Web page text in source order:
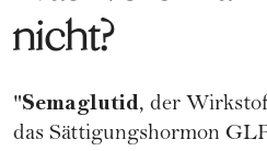
nicht?
"Semaglutid, der
das Sättigungshormon